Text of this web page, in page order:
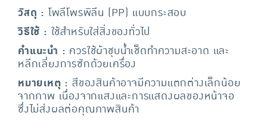
วัสดุ : โพลีโพรพิลีน (PP) แบบกระสอบ
วิธีใช้ : ใช้สำหรับใส่สิ่งของทั่วไป
คำแนะนำ : ควรใช้ผ้าชุบน้ำเช็ดทำความสะอาด และ
หลีกเลี่ยงการซักด้วยเครื่อง
หมายเหตุ : สีของสินค้าอาจมีความแตกต่างเล็กน้อย
จากภาพ เนื่องจากแสงและการแสดงผลของหน้าจอ
ซึ่งไม่ส่งผลต่อคุณภาพสินค้า